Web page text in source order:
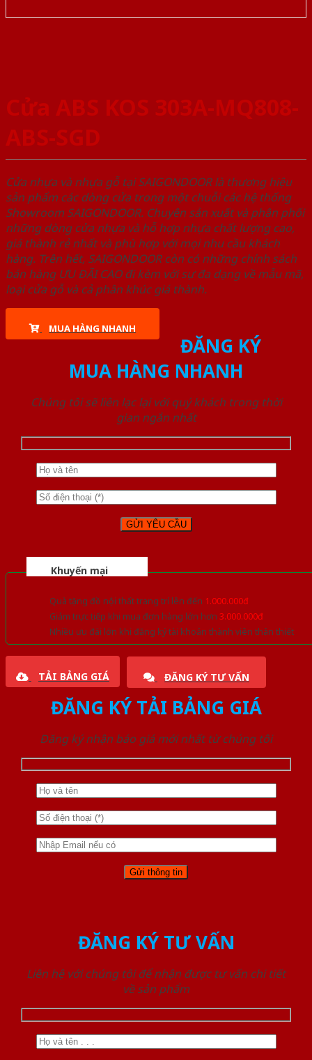
Cửa ABS KOS 303A-MQ808-
ABS-SGD
Cửa nhựa và nhựa gỗ tại SAIGONDOOR là thương hiệu
sản phẩm các dòng cửa trong một chuỗi các hệ thống
Showroom SAIGONDOOR. Chuyên sản xuất và phân phối
những dòng cửa nhựa và hỗ hợp nhựa chất lượng cao,
giá thành rẻ nhất và phù hợp với mọi nhu cầu khách
hàng. Trên hết, SAIGONDOOR còn có những chính sách
bán hàng ƯU ĐÃI CAO đi kèm với sự đa dạng về mẫu mã,
loại cửa gỗ và cả phân khúc giá thành.
MUA HÀNG NHANH
ĐĂNG KÝ
MUA HÀNG NHANH
Chúng tôi sẽ liên lạc lại với quý khách trong thời
gian ngắn nhất
Khuyến mại
Quà tặng đồ nội thất trang trí lên đến 1.000.000đ
Giảm trực tiếp khi mua đơn hàng lớn hơn 3.000.000đ
Nhiều ưu đãi lớn khi đăng ký tài khoản thành viên thân thiết
TẢI BẢNG GIÁ ĐĂNG KÝ TƯ VẤN
ĐĂNG KÝ TẢI BẢNG GIÁ
Đăng ký nhận báo giá mới nhất từ chúng tôi
ĐĂNG KÝ TƯ VẤN
Liên hệ với chúng tôi để nhận được tư vấn chi tiết
về sản phẩm